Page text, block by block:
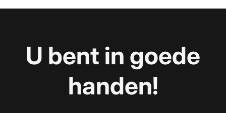
U bent in goede
handen!